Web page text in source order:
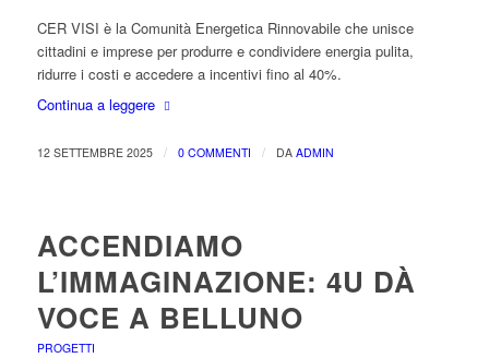
CER VISI è la Comunità Energetica Rinnovabile che unisce
cittadini e imprese per produrre e condividere energia pulita,
ridurre i costi e accedere a incentivi fino al 40%.
Continua a leggere
12 SETTEMBRE 2025 / 0 COMMENTI / DA ADMIN
ACCENDIAMO
L’IMMAGINAZIONE: 4U DÀ
VOCE A BELLUNO
PROGETTI